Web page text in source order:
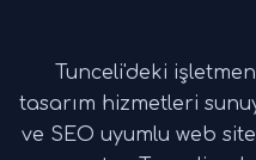
Tunceli'deki
tasarım hizmetleri
ve SEO uyumlu web